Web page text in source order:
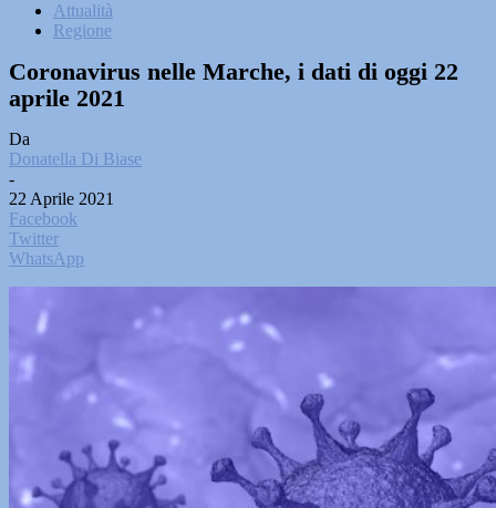
Attualità
Regione
Coronavirus nelle Marche, i dati di oggi 22
aprile 2021
Da
Donatella Di Biase
-
22 Aprile 2021
Facebook
Twitter
WhatsApp